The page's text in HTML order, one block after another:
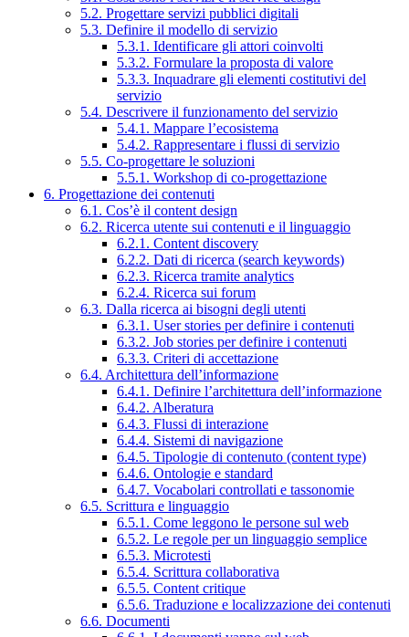
5.2. Progettare servizi pubblici digitali
5.3. Definire il modello di servizio
5.3.1. Identificare gli attori coinvolti
5.3.2. Formulare la proposta di valore
5.3.3. Inquadrare gli elementi costitutivi del
servizio
5.4. Descrivere il funzionamento del servizio
5.4.1. Mappare l’ecosistema
5.4.2. Rappresentare i flussi di servizio
5.5. Co-progettare le soluzioni
5.5.1. Workshop di co-progettazione
6. Progettazione dei contenuti
6.1. Cos’è il content design
6.2. Ricerca utente sui contenuti e il linguaggio
6.2.1. Content discovery
6.2.2. Dati di ricerca (search keywords)
6.2.3. Ricerca tramite analytics
6.2.4. Ricerca sui forum
6.3. Dalla ricerca ai bisogni degli utenti
6.3.1. User stories per definire i contenuti
6.3.2. Job stories per definire i contenuti
6.3.3. Criteri di accettazione
6.4. Architettura dell’informazione
6.4.1. Definire l’architettura dell’informazione
6.4.2. Alberatura
6.4.3. Flussi di interazione
6.4.4. Sistemi di navigazione
6.4.5. Tipologie di contenuto (content type)
6.4.6. Ontologie e standard
6.4.7. Vocabolari controllati e tassonomie
6.5. Scrittura e linguaggio
6.5.1. Come leggono le persone sul web
6.5.2. Le regole per un linguaggio semplice
6.5.3. Microtesti
6.5.4. Scrittura collaborativa
6.5.5. Content critique
6.5.6. Traduzione e localizzazione dei contenuti
6.6. Documenti